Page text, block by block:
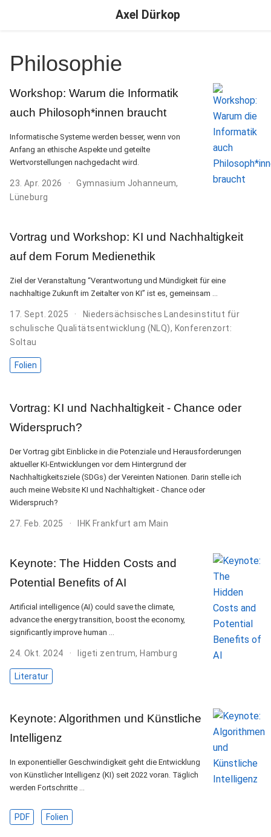
Axel Dürkop
Philosophie
Workshop: Warum die Informatik
auch Philosoph*innen braucht
Informatische Systeme werden besser, wenn von
Anfang an ethische Aspekte und geteilte
Wertvorstellungen nachgedacht wird.
23. Apr. 2026
Gymnasium Johanneum,
Lüneburg
Vortrag und Workshop: KI und Nachhaltigkeit
auf dem Forum Medienethik
Ziel der Veranstaltung “Verantwortung und Mündigkeit für eine
nachhaltige Zukunft im Zeitalter von KI” ist es, gemeinsam …
17. Sept. 2025
Niedersächsisches Landesinstitut für
schulische Qualitätsentwicklung (NLQ), Konferenzort:
Soltau
Folien
Vortrag: KI und Nachhaltigkeit - Chance oder
Widerspruch?
Der Vortrag gibt Einblicke in die Potenziale und Herausforderungen
aktueller KI-Entwicklungen vor dem Hintergrund der
Nachhaltigkeitsziele (SDGs) der Vereinten Nationen. Darin stelle ich
auch meine Website KI und Nachhaltigkeit - Chance oder
Widerspruch?
27. Feb. 2025 IHK Frankfurt am Main
Keynote: The Hidden Costs and
Potential Benefits of AI
Artificial intelligence (AI) could save the climate,
advance the energy transition, boost the economy,
significantly improve human …
24. Okt. 2024 ligeti zentrum, Hamburg
Literatur
Keynote: Algorithmen und Künstliche
Intelligenz
In exponentieller Geschwindigkeit geht die Entwicklung
von Künstlicher Intelligenz (KI) seit 2022 voran. Täglich
werden Fortschritte …
PDF Folien